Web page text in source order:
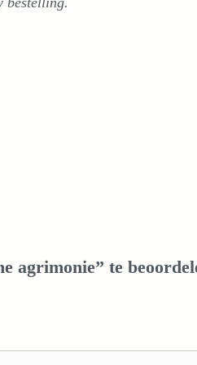
agrimonie” te